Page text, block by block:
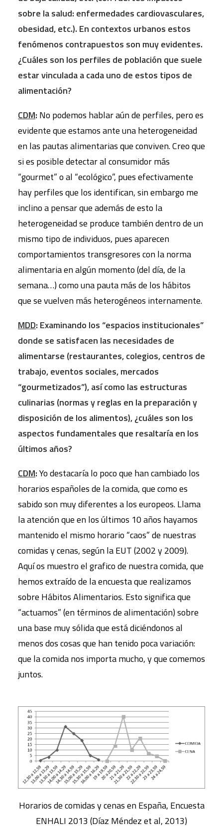
sobre la salud: enfermedades cardiovasculares,
obesidad, etc.). En contextos urbanos estos
fenómenos contrapuestos son muy evidentes.
¿Cuáles son los perfiles de población que suele
estar vinculada a cada uno de estos tipos de
alimentación?
CDM: No podemos hablar aún de perfiles, pero es
evidente que estamos ante una heterogeneidad
en las pautas alimentarias que conviven. Creo que
si es posible detectar al consumidor más
“gourmet” o al “ecológico”, pues efectivamente
hay perfiles que los identifican, sin embargo me
inclino a pensar que además de esto la
heterogeneidad se produce también dentro de un
mismo tipo de individuos, pues aparecen
comportamientos transgresores con la norma
alimentaria en algún momento (del día, de la
semana…) como una pauta más de los hábitos
que se vuelven más heterogéneos internamente.
MDD: Examinando los “espacios institucionales”
donde se satisfacen las necesidades de
alimentarse (restaurantes, colegios, centros de
trabajo, eventos sociales, mercados
“gourmetizados”), así como las estructuras
culinarias (normas y reglas en la preparación y
disposición de los alimentos), ¿cuáles son los
aspectos fundamentales que resaltaría en los
últimos años?
CDM:Yo destacaría lo poco que han cambiado los
horarios españoles de la comida, que como es
sabido son muy diferentes a los europeos. Llama
la atención que en los últimos 10 años hayamos
mantenido el mismo horario “caos” de nuestras
comidas y cenas, según la EUT (2002 y 2009).
Aquí os muestro el grafico de nuestra comida, que
hemos extraído de la encuesta que realizamos
sobre Hábitos Alimentarios. Esto significa que
“actuamos” (en términos de alimentación) sobre
una base muy sólida que está diciéndonos al
menos dos cosas que han tenido poca variación:
que la comida nos importa mucho, y que comemos
juntos.
Horarios de comidas y cenas en España, Encuesta
ENHALI 2013 (Díaz Méndez et al, 2013)